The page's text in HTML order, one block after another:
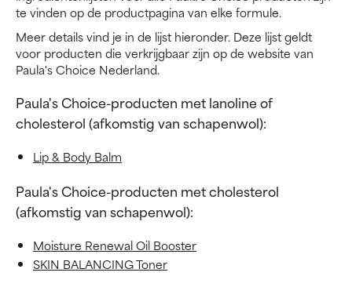
te vinden op de productpagina van elke formule.
Meer details vind je in de lijst hieronder. Deze lijst geldt
voor producten die verkrijgbaar zijn op de website van
Paula's Choice Nederland.
Paula's Choice-producten met lanoline of
cholesterol (afkomstig van schapenwol):
Lip & Body Balm
Paula's Choice-producten met cholesterol
(afkomstig van schapenwol):
Moisture Renewal Oil Booster
SKIN BALANCING Toner